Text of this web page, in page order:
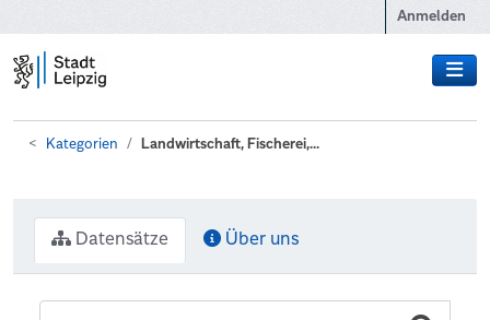
Anmelden
Kategorien Landwirtschaft, Fischerei,...
Datensätze Über uns